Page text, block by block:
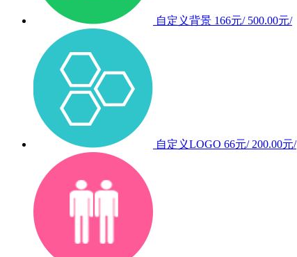
自定义背景 166元/ 500.00元/
自定义LOGO 66元/ 200.00元/